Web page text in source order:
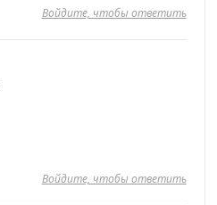
Войдите, чтобы ответить
Войдите, чтобы ответить